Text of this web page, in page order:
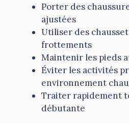
Porter des
ajustées
Utiliser des
frottements
Maintenir les pieds
Éviter les activités
environnement
Traiter rapidement
débutante